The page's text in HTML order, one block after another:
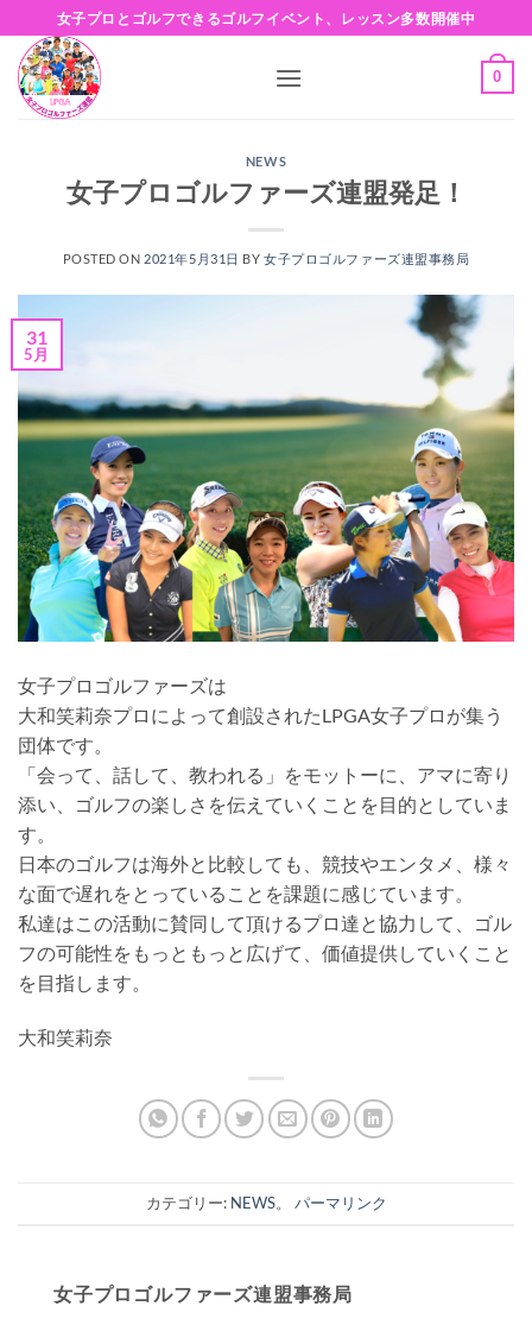
to
content
女子プロとゴルフできるゴルフイベント、レッスン多数開催中
0
NEWS
女子プロゴルファーズ連盟発足！
POSTED ON 2021年5月31日 BY女子プロゴルファーズ連盟事務局
31
5月
女子プロゴルファーズは
大和笑莉奈プロによって創設されたLPGA女子プロが集う
団体です。
「会って、話して、教われる」をモットーに、アマに寄り
添い、ゴルフの楽しさを伝えていくことを目的としていま
す。
日本のゴルフは海外と比較しても、競技やエンタメ、様々
な面で遅れをとっていることを課題に感じています。
私達はこの活動に賛同して頂けるプロ達と協力して、ゴル
フの可能性をもっともっと広げて、価値提供していくこと
を目指します。
大和笑莉奈
カテゴリー: NEWS。 パーマリンク
女子プロゴルファーズ連盟事務局